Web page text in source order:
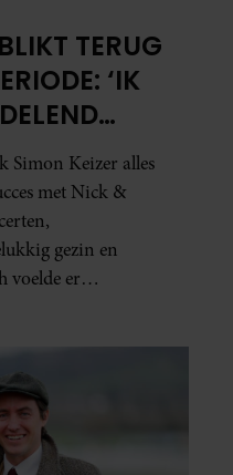
TERUG
‘IK
Simon Keizer alles
met Nick &
gezin en
voelde er
tijd vooral
van zijn gevoel